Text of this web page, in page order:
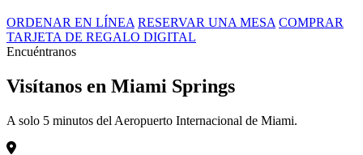
ORDENAR EN LÍNEA RESERVAR UNA MESA COMPRAR
TARJETA DE REGALO DIGITAL
Encuéntranos
Visítanos en Miami Springs
A solo 5 minutos del Aeropuerto Internacional de Miami.